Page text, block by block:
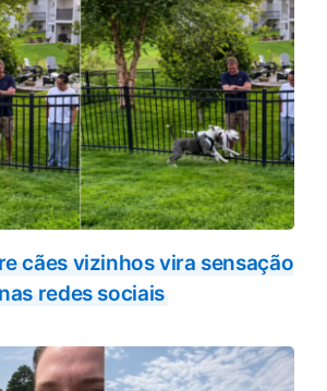
cães vizinhos vira sensação
nas redes sociais